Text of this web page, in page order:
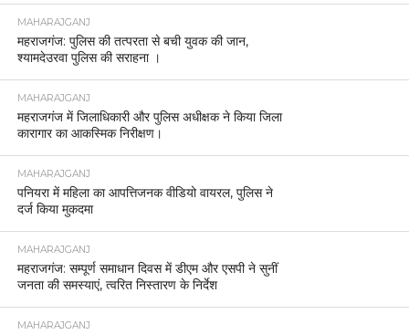
MAHARAJGANJ
महराजगंज: पुलिस की तत्परता से बची युवक की जान,
श्यामदेउरवा पुलिस की सराहना ।
MAHARAJGANJ
महराजगंज में जिलाधिकारी और पुलिस अधीक्षक ने किया जिला
कारागार का आकस्मिक निरीक्षण।
MAHARAJGANJ
पनियरा में महिला का आपत्तिजनक वीडियो वायरल, पुलिस ने
दर्ज किया मुकदमा
MAHARAJGANJ
महराजगंज: सम्पूर्ण समाधान दिवस में डीएम और एसपी ने सुनीं
जनता की समस्याएं, त्वरित निस्तारण के निर्देश
MAHARAJGANJ